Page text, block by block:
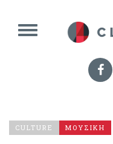
CULTURE ΜΟΥΣΙΚΗ